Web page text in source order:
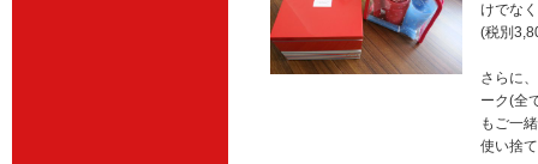
けでな
(税別
さらに
ーク(全
もご一
使い捨